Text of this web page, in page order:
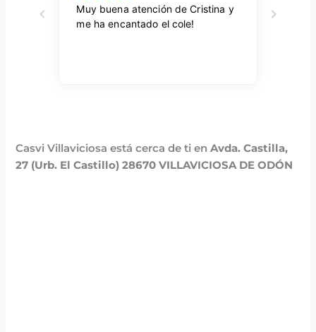
Casvi Villaviciosa está cerca de ti enAvda. Castilla,
27 (Urb. El Castillo) 28670 VILLAVICIOSA DE ODÓN